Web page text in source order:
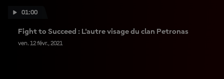
01:00
Fight to Succeed : L'autre visage du clan Petronas
ven. 12 févr., 2021